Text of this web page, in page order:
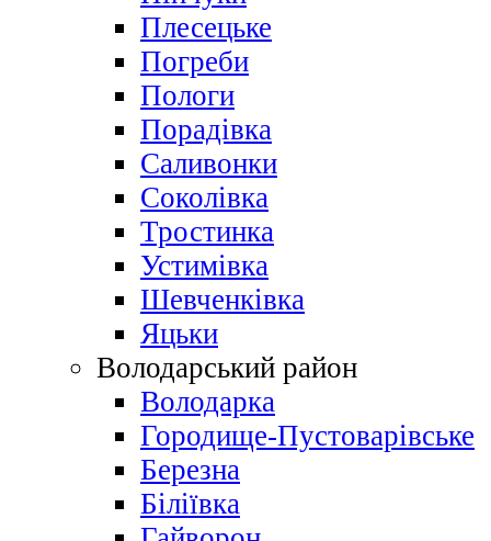
Плесецьке
Погреби
Пологи
Порадівка
Саливонки
Соколівка
Тростинка
Устимівка
Шевченківка
Яцьки
Володарський район
Володарка
Городище-Пустоварівське
Березна
Біліївка